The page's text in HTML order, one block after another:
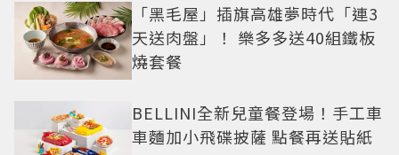
「黑毛屋」插旗高雄夢時代「連3
天送肉盤」！ 樂多多送40組鐵板
燒套餐
BELLINI全新兒童餐登場！手工車
車麵加小飛碟披薩 點餐再送貼紙